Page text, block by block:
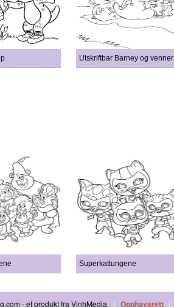
Utskriftbar Barney og venner
Superkattungene
- et produkt fra VinhMedia. | Opphavsrett |